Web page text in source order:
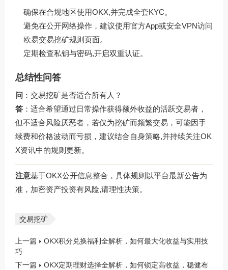
确保在合规地区使用OKX,并完成全套KYC。
避免在公开网络操作，建议使用官方App或安全VPN访问
欧易交易挖矿规则 页面。
定期检查私钥与密码,开启双重认证。
总结性问答
问 ：交易挖矿是否适合所有人？
答 ：适合希望通过日常操作获得额外收益的活跃交易者，
但不适合风险厌恶者，若仅为挖矿而频繁交易，可能因手
续费和价格波动而亏损，建议结合自身策略,并持续关注OK
X资讯中的规则更新。
注意基于OKX公开信息整合，具体规则以平台最新公告为
准，加密资产投资有风险,请理性决策。
交易挖矿
上一篇
OKX积分兑换福利全解析，如何最大化收益与实用技
巧
下一篇
OKX定期理财选择全解析，如何锁定高收益，稳健布